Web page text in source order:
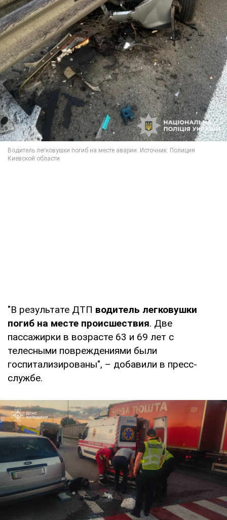
"В результате ДТП водитель легковушки
погиб на месте происшествия. Две
пассажирки в возрасте 63 и 69 лет с
телесными повреждениями были
госпитализированы", – добавили в пресс-
службе.